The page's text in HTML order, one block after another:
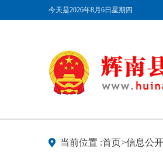
今天是2026年8月6日星期四
当前位置 :首页>信息公